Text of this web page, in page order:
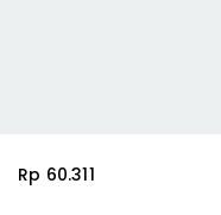
Rp 60.311